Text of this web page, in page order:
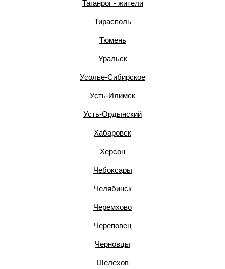
Таганрог - жители
Тирасполь
Тюмень
Уральск
Усолье-Сибирское
Усть-Илимск
Усть-Ордынский
Хабаровск
Херсон
Чебоксары
Челябинск
Черемхово
Череповец
Черновцы
Шелехов